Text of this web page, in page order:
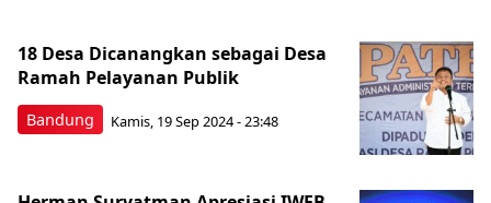
Bandung
18 Desa Dicanangkan sebagai Desa
Ramah Pelayanan Publik
Kamis, 19 Sep 2024 - 23:48